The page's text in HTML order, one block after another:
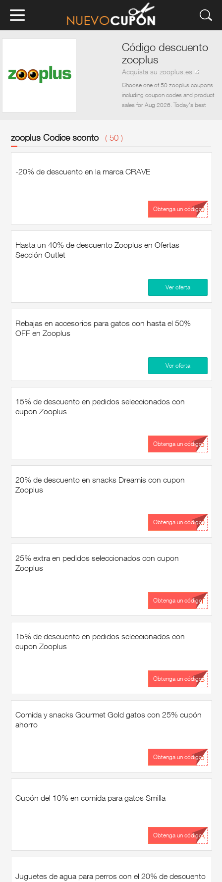
Código descuento
zooplus
Acquista su zooplus.es
Choose one of 50 zooplus coupons
including coupon codes and product
sales for Aug 2026. Today's best
Activities,Pet Supplies at zooplus. But
how to save money during the
shopping? It is quite easy. Just visit
code. Then go back to zooplus and
applied. Now look for ,Home,Outdoor
Activities,Pet Supplies at favorable
price with these zooplus promo
zooplus Codice sconto ( 50 )
-20% de descuento en la marca CRAVE
...20
Obtenga un código
Hasta un 40% de descuento Zooplus en Ofertas
Sección Outlet
Ver oferta
Rebajas en accesorios para gatos con hasta el 50%
OFF en Zooplus
Ver oferta
15% de descuento en pedidos seleccionados con
cupon Zooplus
...15
Obtenga un código
20% de descuento en snacks Dreamis con cupon
Zooplus
...20
Obtenga un código
25% extra en pedidos seleccionados con cupon
Zooplus
...ET
Obtenga un código
15% de descuento en pedidos seleccionados con
cupon Zooplus
...LS
Obtenga un código
Comida y snacks Gourmet Gold gatos con 25% cupón
ahorro
...25
Obtenga un código
Cupón del 10% en comida para gatos Smilla
...LA
Obtenga un código
Juguetes de agua para perros con el 20% de descuento